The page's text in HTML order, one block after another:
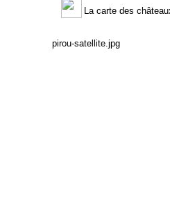
La carte des